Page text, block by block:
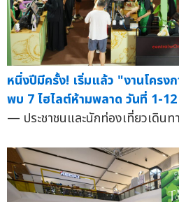
หนึ่งปีมีครั้ง! เริ่มแล้ว "งานโครง
พบ 7 ไฮไลต์ห้ามพลาด วันที่ 1-
— ประชาชนและนักท่องเที่ยวเดินท